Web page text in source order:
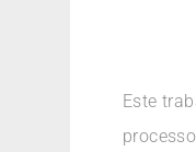
Este